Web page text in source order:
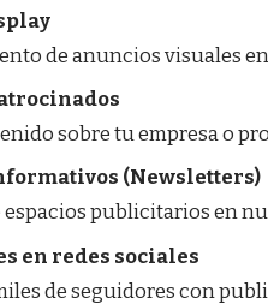
de anuncios visuales
sobre tu empresa o
(Newsletters)
publicitarios en
en redes sociales
de seguidores con